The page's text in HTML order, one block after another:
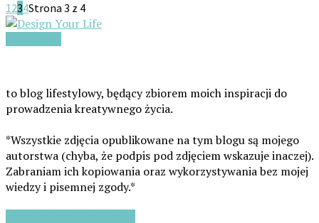
1234Strona 3 z 4
to blog lifestylowy, będący zbiorem moich inspiracji do
prowadzenia kreatywnego życia.
*Wszystkie zdjęcia opublikowane na tym blogu są mojego
autorstwa (chyba, że podpis pod zdjęciem wskazuje inaczej).
Zabraniam ich kopiowania oraz wykorzystywania bez mojej
wiedzy i pisemnej zgody.*